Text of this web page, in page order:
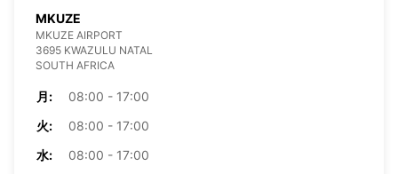
MKUZE
MKUZE AIRPORT
3695 KWAZULU NATAL
SOUTH AFRICA
月:
08:00 - 17:00
火:
08:00 - 17:00
水:
08:00 - 17:00